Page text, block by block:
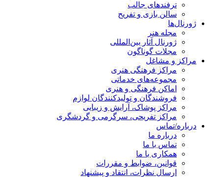
ترفندهای جالب
سالن بازی و تفریح
ژورنال‌ها
مجله هنر
ژورنال آثار بین‌المللی
مجلات گوناگون
مراکز و مشاغل
مراکز فرهنگی هنری
مجموعه‌های خدماتی
اماکن فرهنگی و هنری
فروشندگان و تولیدکنندگان لوازم
مراکز پوشاک، آرایش و زیبایی
مراکز تفریحی، سرگرمی و گردشگری
درباره/تماس
درباره ما
تماس با ما
همکاری با ما
قوانین، ضوابط و مقررات
ارسال نظرات، انتقاد و پیشنهاد